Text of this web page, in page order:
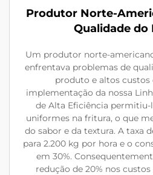
Produtor Norte-
Qualidade do
Um produtor norte-
enfrentava problemas de
produto e altos custos
implementação da nossa
de Alta Eficiência
uniformes na fritura, o que
do sabor e da textura. A taxa
para 2.200 kg por hora e o
em 30%.
redução de 20% nos